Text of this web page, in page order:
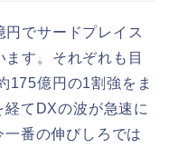
でサードプレイス
す。それぞれも目
175億円の1割強をま
てDXの波が急速に
番の伸びしろでは